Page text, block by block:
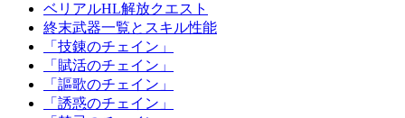
ベリアルHL解放クエスト
終末武器一覧とスキル性能
「技錬のチェイン」
「賦活のチェイン」
「謳歌のチェイン」
「誘惑のチェイン」